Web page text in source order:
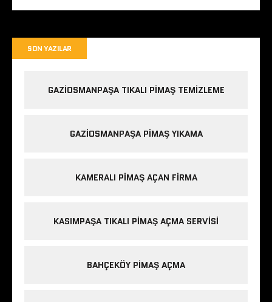
SON YAZILAR
GAZIOSMANPAŞA TIKALI PIMAŞ TEMIZLEME
GAZIOSMANPAŞA PIMAŞ YIKAMA
KAMERALI PIMAŞ AÇAN FIRMA
KASIMPAŞA TIKALI PIMAŞ AÇMA SERVISI
BAHÇEKÖY PIMAŞ AÇMA